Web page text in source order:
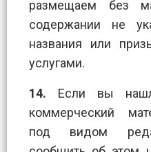
размещаем без
содержании не
названия или
услугами.
14. Если вы
коммерческий
под видом